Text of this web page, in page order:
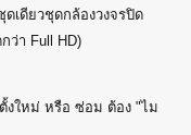
ดเดียวชุดกล้องวงจรปิด
ว่า Full HD)
งใหม่ หรือ ซ่อม ต้อง "ไม